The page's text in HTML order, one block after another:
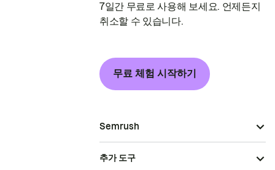
7일간 무료로 사용해 보세요. 언제든지
취소할 수 있습니다.
무료 체험 시작하기
Semrush
추가 도구